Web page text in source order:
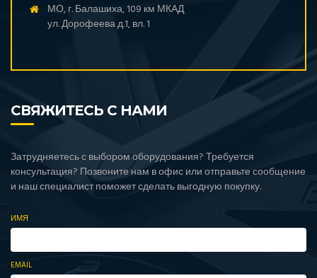
МО, г. Балашиха, 109 км МКАД
ул. Дорофеева д.1, вл. 1
СВЯЖИТЕСЬ С НАМИ
Затрудняетесь с выбором оборудования? Требуется
консультация? Позвоните нам в офис или отправьте сообщение
и наш специалист поможет сделать выгодную покупку.
ИМЯ
EMAIL